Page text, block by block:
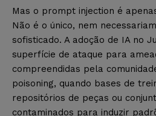
Mas o prompt injection é
Não é o único, nem
sofisticado. A adoção de IA no
superfície de ataque para
compreendidas pela
poisoning, quando bases de
repositórios de peças ou
contaminados para induzir